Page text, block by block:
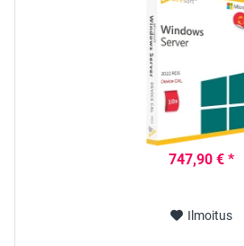
747,90 € *
Ilmoitus